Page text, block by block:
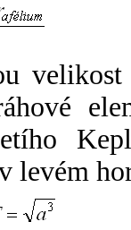
velikost
levém